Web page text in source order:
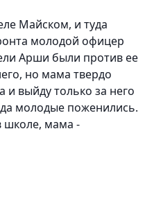
Майском, и туда
молодой офицер
Арши были против ее
но мама твердо
выйду только за него
молодые поженились.
школе, мама -